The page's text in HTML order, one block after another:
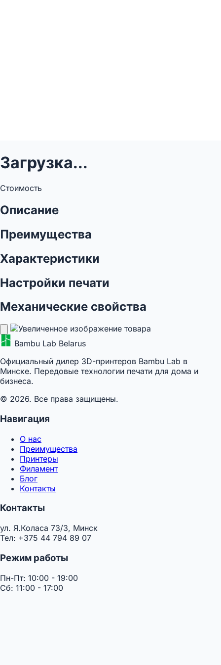
Загрузка...
Стоимость
Описание
Преимущества
Характеристики
Настройки печати
Механические свойства
Bambu Lab Belarus
Официальный дилер 3D-принтеров Bambu Lab в
Минске. Передовые технологии печати для дома и
бизнеса.
© 2026. Все права защищены.
Навигация
О нас
Преимущества
Принтеры
Филамент
Блог
Контакты
Контакты
ул. Я.Коласа 73/3, Минск
Тел: +375 44 794 89 07
Режим работы
Пн-Пт: 10:00 - 19:00
Сб: 11:00 - 17:00